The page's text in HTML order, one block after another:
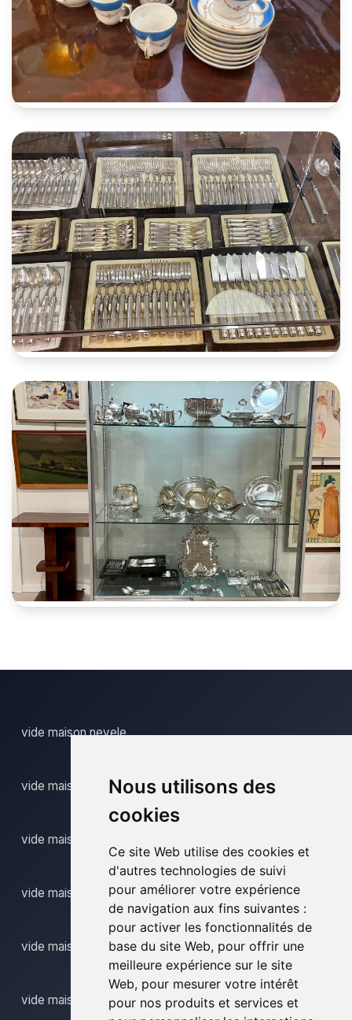
Nous utilisons des
cookies
Ce site Web utilise des cookies et
d'autres technologies de suivi
pour améliorer votre expérience
de navigation aux fins suivantes :
pour activer les fonctionnalités de
base du site Web, pour offrir une
meilleure expérience sur le site
Web, pour mesurer votre intérêt
pour nos produits et services et
vide maison nevele
vide maison nieuwenhove
vide maison okegem
vide maison olsene
vide maison onkerzele
vide maison ooike